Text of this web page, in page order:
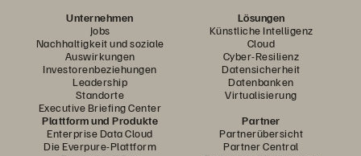
Unternehmen
Jobs
Nachhaltigkeit und soziale
Auswirkungen
Investorenbeziehungen
Leadership
Standorte
Executive Briefing Center
Lösungen
Künstliche Intelligenz
Cloud
Cyber-Resilienz
Datensicherheit
Datenbanken
Virtualisierung
Plattform und Produkte
Enterprise Data Cloud
Die Everpure-Plattform
Partner
Partnerübersicht
Partner Central